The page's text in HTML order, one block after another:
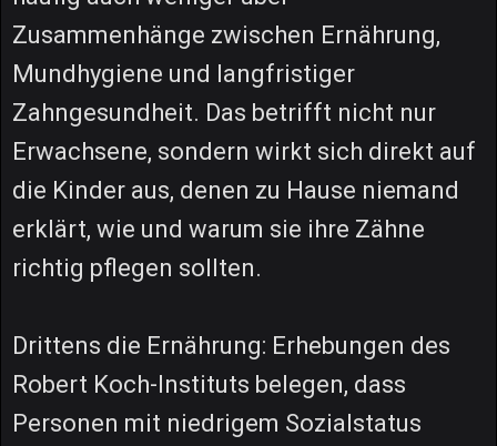
Zusammenhänge zwischen Ernährung,
Mundhygiene und langfristiger
Zahngesundheit. Das betrifft nicht nur
Erwachsene, sondern wirkt sich direkt auf
die Kinder aus, denen zu Hause niemand
erklärt, wie und warum sie ihre Zähne
richtig pflegen sollten.
Drittens die Ernährung: Erhebungen des
Robert Koch-Instituts belegen, dass
Personen mit niedrigem Sozialstatus